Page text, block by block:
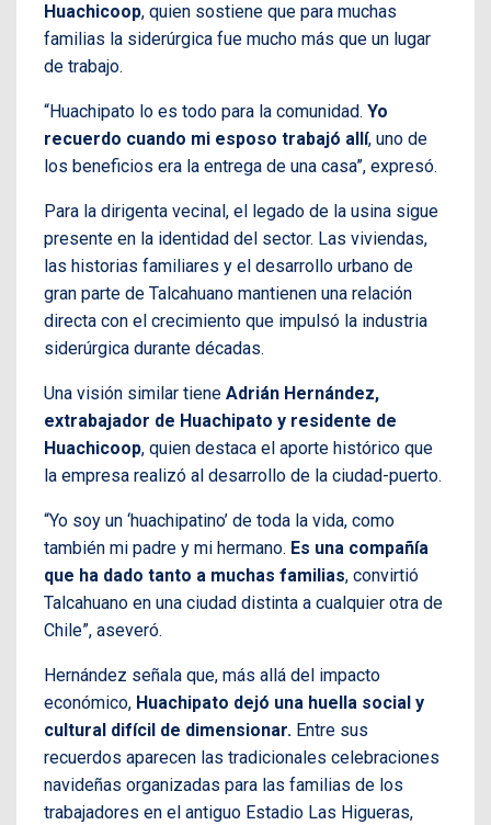
Huachicoop, quien sostiene que para muchas
familias la siderúrgica fue mucho más que un lugar
de trabajo.
“Huachipato lo es todo para la comunidad. Yo
recuerdo cuando mi esposo trabajó allí, uno de
los beneficios era la entrega de una casa”, expresó.
Para la dirigenta vecinal, el legado de la usina sigue
presente en la identidad del sector. Las viviendas,
las historias familiares y el desarrollo urbano de
gran parte de Talcahuano mantienen una relación
directa con el crecimiento que impulsó la industria
siderúrgica durante décadas.
Una visión similar tiene Adrián Hernández,
extrabajador de Huachipato y residente de
Huachicoop, quien destaca el aporte histórico que
la empresa realizó al desarrollo de la ciudad-puerto.
“Yo soy un ‘huachipatino’ de toda la vida, como
también mi padre y mi hermano. Es una compañía
que ha dado tanto a muchas familias, convirtió
Talcahuano en una ciudad distinta a cualquier otra de
Chile”, aseveró.
Hernández señala que, más allá del impacto
económico, Huachipato dejó una huella social y
cultural difícil de dimensionar. Entre sus
recuerdos aparecen las tradicionales celebraciones
navideñas organizadas para las familias de los
trabajadores en el antiguo Estadio Las Higueras,